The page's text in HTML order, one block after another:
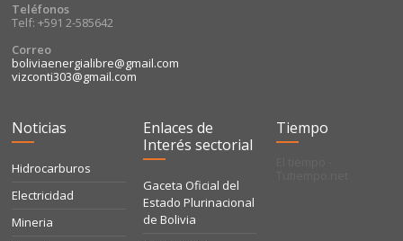
Teléfonos
Telf: +591 2-585642
Correo
boliviaenergialibre@gmail.com
vizconti303@gmail.com
Noticias
Hidrocarburos
Electricidad
Mineria
Enlaces de
Interés sectorial
Gaceta Oficial del
Estado Plurinacional
de Bolivia
Tiempo